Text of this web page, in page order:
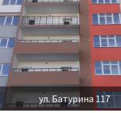
ул. Батурина 117